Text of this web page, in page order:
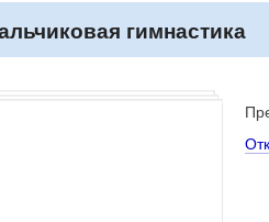
гимнастика